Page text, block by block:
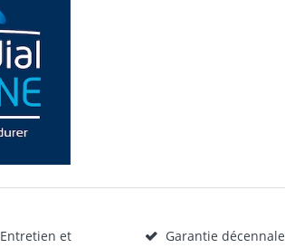
Entretien et
Garantie décennale